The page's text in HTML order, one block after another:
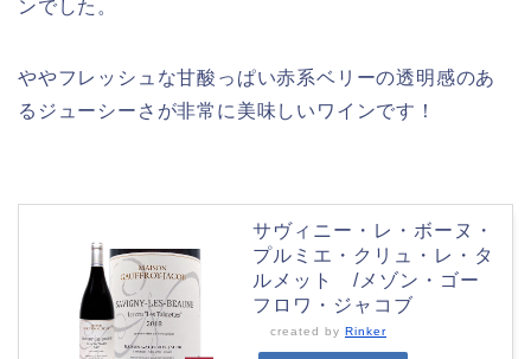
ンでした。
ややフレッシュな甘酸っぱい赤系ベリーの透明感のあ
るジューシーさが非常に美味しいワインです！
サヴィニー・レ・ボーヌ・
プルミエ・クリュ・レ・タ
ルメット /メゾン・ゴー
フロワ・ジャコブ
created by Rinker